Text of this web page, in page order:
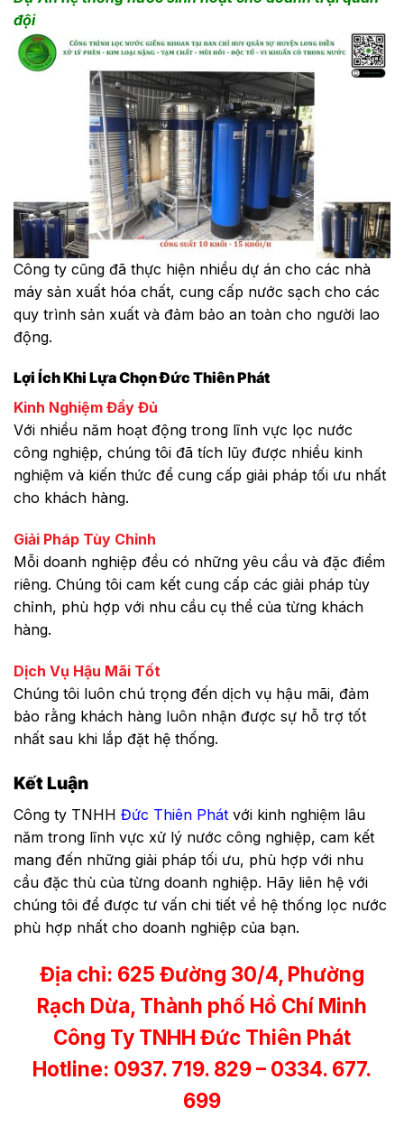
đội
Công ty cũng đã thực hiện nhiều dự án cho các nhà
máy sản xuất hóa chất, cung cấp nước sạch cho các
quy trình sản xuất và đảm bảo an toàn cho người lao
động.
Lợi Ích Khi Lựa Chọn Đức Thiên Phát
Kinh Nghiệm Đầy Đủ
Với nhiều năm hoạt động trong lĩnh vực lọc nước
công nghiệp, chúng tôi đã tích lũy được nhiều kinh
nghiệm và kiến thức để cung cấp giải pháp tối ưu nhất
cho khách hàng.
Giải Pháp Tùy Chỉnh
Mỗi doanh nghiệp đều có những yêu cầu và đặc điểm
riêng. Chúng tôi cam kết cung cấp các giải pháp tùy
chỉnh, phù hợp với nhu cầu cụ thể của từng khách
hàng.
Dịch Vụ Hậu Mãi Tốt
Chúng tôi luôn chú trọng đến dịch vụ hậu mãi, đảm
bảo rằng khách hàng luôn nhận được sự hỗ trợ tốt
nhất sau khi lắp đặt hệ thống.
Kết Luận
Công ty TNHH Đức Thiên Phát với kinh nghiệm lâu
năm trong lĩnh vực xử lý nước công nghiệp, cam kết
mang đến những giải pháp tối ưu, phù hợp với nhu
cầu đặc thù của từng doanh nghiệp. Hãy liên hệ với
chúng tôi để được tư vấn chi tiết về hệ thống lọc nước
phù hợp nhất cho doanh nghiệp của bạn.
Địa chỉ: 625 Đường 30/4, Phường
Rạch Dừa, Thành phố Hồ Chí Minh
Công Ty TNHH Đức Thiên Phát
Hotline: 0937. 719. 829 – 0334. 677.
699